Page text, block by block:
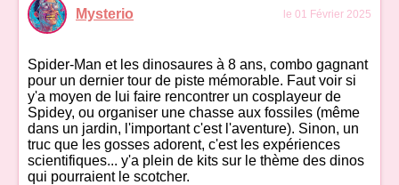
Mysterio le 01 Février 2025
Spider-Man et les dinosaures à 8 ans, combo gagnant
pour un dernier tour de piste mémorable. Faut voir si
y'a moyen de lui faire rencontrer un cosplayeur de
Spidey, ou organiser une chasse aux fossiles (même
dans un jardin, l'important c'est l'aventure). Sinon, un
truc que les gosses adorent, c'est les expériences
scientifiques... y'a plein de kits sur le thème des dinos
qui pourraient le scotcher.